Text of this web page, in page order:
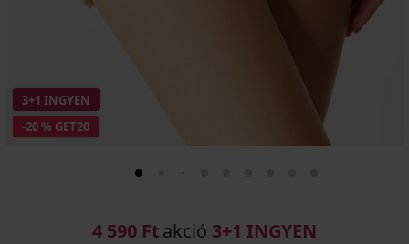
-20 % GET20
3+1 INGYEN
4 590 Ftakció 3+1 INGYEN